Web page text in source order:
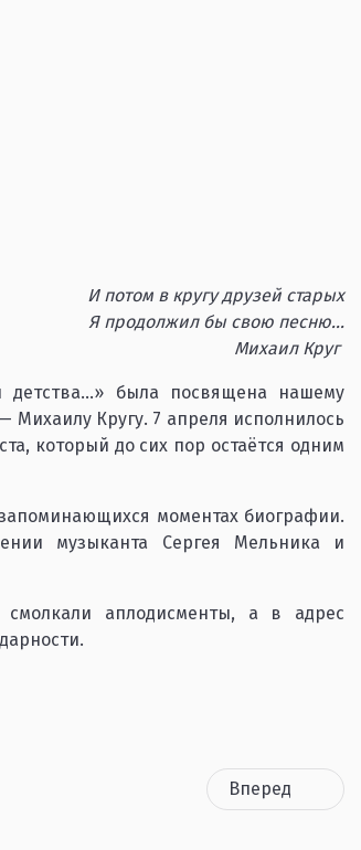
И потом в кругу друзей старых
Я продолжил бы свою песню...
Михаил Круг
детства...» была посвящена нашему
Михаилу Кругу. 7 апреля исполнилось
который до сих пор остаётся одним
моментах биографии.
музыканта Сергея Мельника и
аплодисменты, а в адрес
Вперед